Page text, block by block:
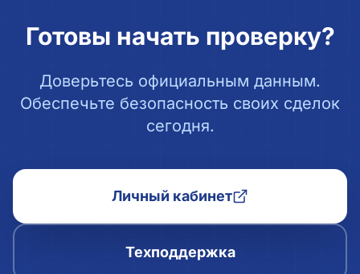
Готовы начать проверку?
Доверьтесь официальным данным.
Обеспечьте безопасность своих сделок
сегодня.
Личный кабинет
Техподдержка